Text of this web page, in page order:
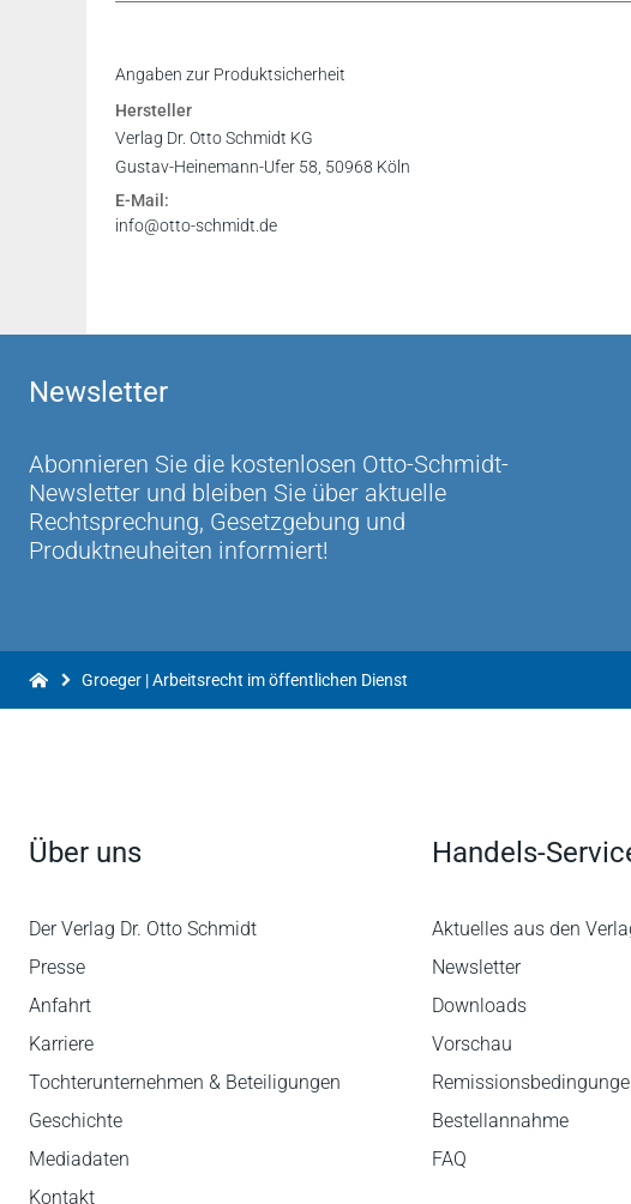
„Das umfassend angelegte und im Detail sehr präzise
diesem Bereich arbeiten, ein äußerst wertvolles
vertieften Beschäftigung. Zur Anschaffung
Präsident des LAG Hessen a.D. Dr. Peter Bader, Frankfurt
Inhaltsverzeichnis
Leseprobe
Angaben zur Produktsicherheit
Hersteller
Verlag Dr. Otto Schmidt KG
Gustav-Heinemann-Ufer 58, 50968 Köln
E-Mail:
info@otto-schmidt.de
Newsletter
Abonnieren Sie die kostenlosen Otto-Schmidt-
Newsletter und bleiben Sie über aktuelle
Rechtsprechung, Gesetzgebung und
Produktneuheiten informiert!
Groeger | Arbeitsrecht im öffentlichen Dienst
Über uns
Der Verlag Dr. Otto Schmidt
Presse
Anfahrt
Karriere
Tochterunternehmen & Beteiligungen
Geschichte
Mediadaten
Kontakt
Handels-
Aktuelles aus den
Newsletter
Downloads
Vorschau
Bestellannahme
FAQ